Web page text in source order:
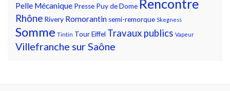
Pelle Mécanique Presse Puy de Dome Rencontre
Rhône Rivery Romorantin semi-remorque Skegness
Somme Tintin Tour Eiffel Travaux publics Vapeur
Villefranche sur Saône